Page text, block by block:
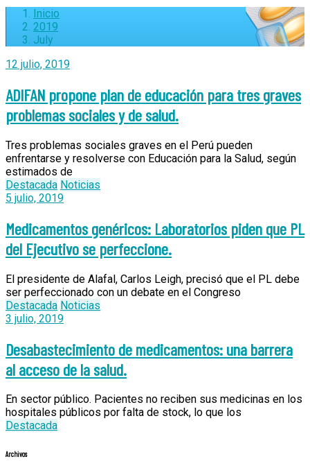
Inicio
2019
July
12 julio, 2019
ADIFAN propone plan de educación para tres graves
problemas sociales y de salud.
Tres problemas sociales graves en el Perú pueden
enfrentarse y resolverse con Educación para la Salud, según
estimados de
Destacada Noticias
5 julio, 2019
Medicamentos genéricos: Laboratorios piden que PL
del Ejecutivo se perfeccione.
El presidente de Alafal, Carlos Leigh, precisó que el PL debe
ser perfeccionado con un debate en el Congreso
Destacada Noticias
3 julio, 2019
Desabastecimiento de medicamentos: una barrera
al acceso de la salud.
En sector público. Pacientes no reciben sus medicinas en los
hospitales públicos por falta de stock, lo que los
Destacada
Archivos